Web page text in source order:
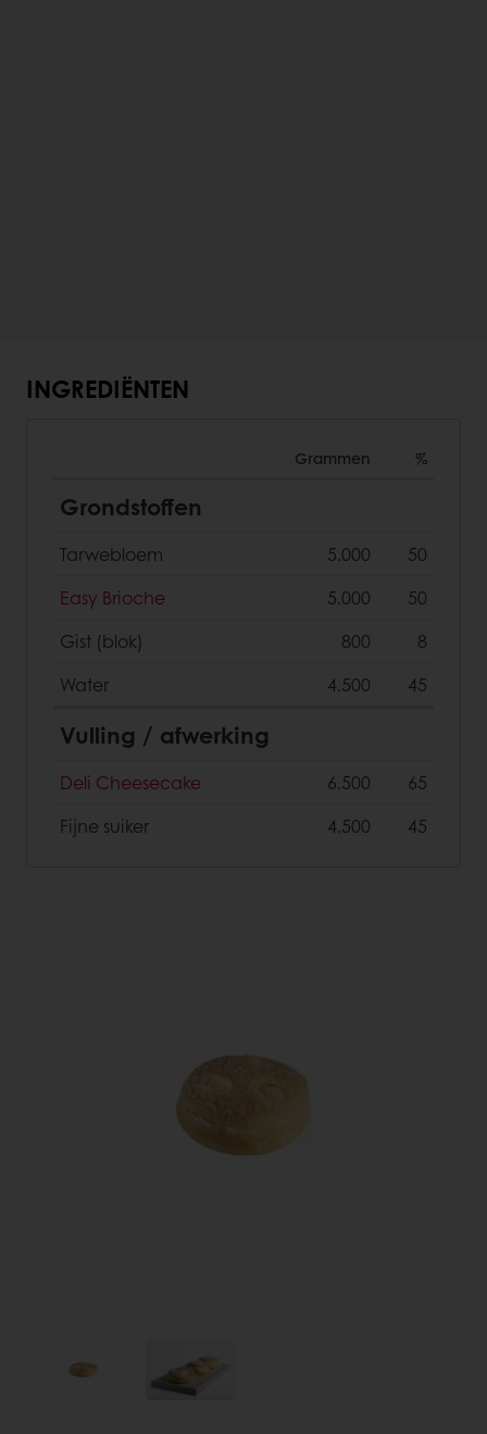
INGREDIËNTEN
Grammen %
Grondstoffen
Tarwebloem 5.000
50
Easy Brioche
5.000
50
Gist (blok)
800
8
Water
4.500 45
Vulling / afwerking
Deli Cheesecake 6.500
65
Fijne suiker
4.500 45